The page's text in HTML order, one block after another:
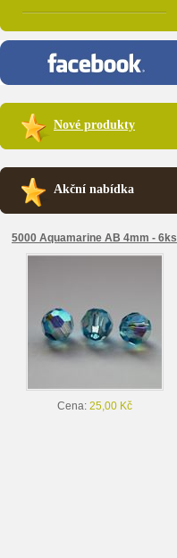
Nové produkty
Akční nabídka
5000 Aquamarine AB 4mm - 6ks
Cena: 25,00 Kč